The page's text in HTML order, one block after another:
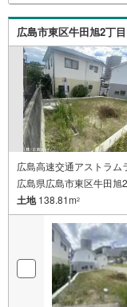
心」これか
させて頂き
南区段原日出
広島市東区牛田旭2丁目
広島高速交通アストラ
広島県広島市東区牛田旭
土地138.81m2